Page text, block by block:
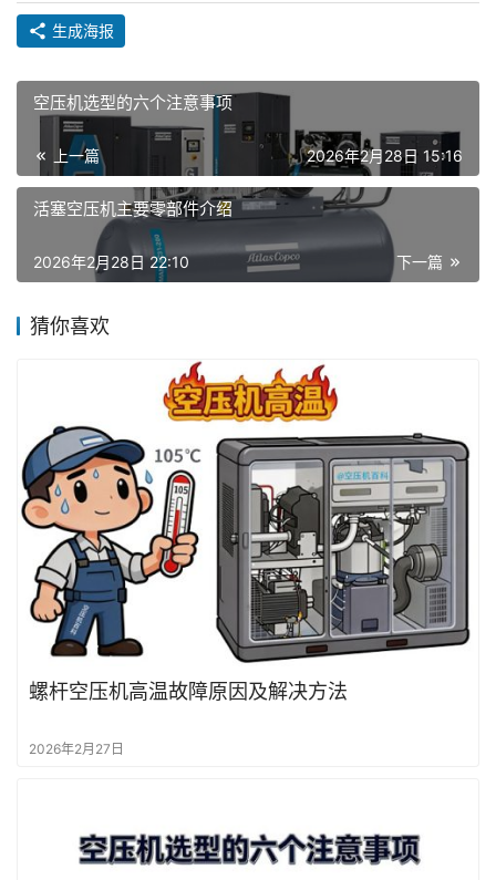
压
机
业
动
态
生成海报
空压机选型的六个注意事项
上一篇 2026年2月28日 15:16
活塞空压机主要零部件介绍
下一篇
2026年2月28日 22:10
猜你喜欢
螺杆空压机高温故障原因及解决方法
2026年2月27日